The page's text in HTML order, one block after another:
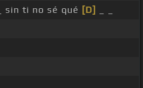
sin ti no sé qué [D]